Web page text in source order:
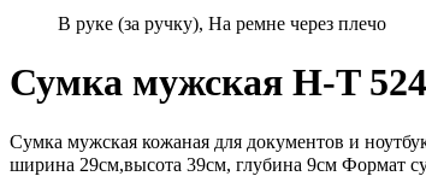
В руке (за ручку), На ремне через плечо
Сумка мужская H-T
Сумка мужская кожаная для документов и
ширина 29см,высота 39см, глубина 9см Формат